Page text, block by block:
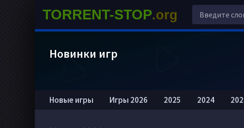
Новые игры Игры 2026 2025 2024
TORRENT-STOP.org
Новинки игр